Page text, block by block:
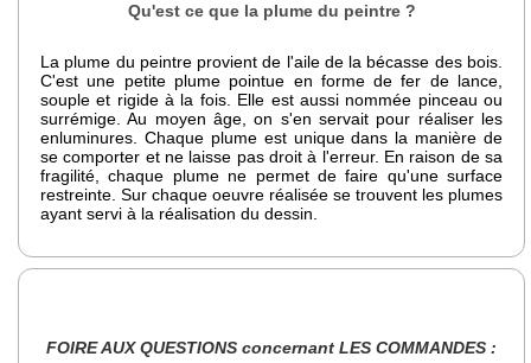
Qu'est ce que la plume du peintre ?
La plume du peintre provient de l'aile de la bécasse des bois.
C'est une petite plume pointue en forme de fer de lance,
souple et rigide à la fois. Elle est aussi nommée pinceau ou
surrémige. Au moyen âge, on s'en servait pour réaliser les
enluminures. Chaque plume est unique dans la manière de
se comporter et ne laisse pas droit à l'erreur. En raison de sa
fragilité, chaque plume ne permet de faire qu'une surface
restreinte. Sur chaque oeuvre réalisée se trouvent les plumes
ayant servi à la réalisation du dessin.
FOIRE AUX QUESTIONS concernant LES COMMANDES :